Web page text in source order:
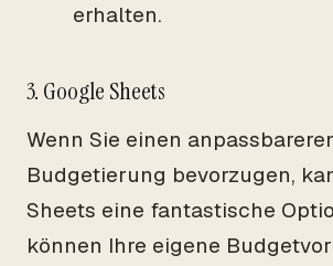
erhalten.
3. Google Sheets
Wenn Sie einen
Budgetierung bevorzugen,
Sheets eine fantastische
können Ihre eigene